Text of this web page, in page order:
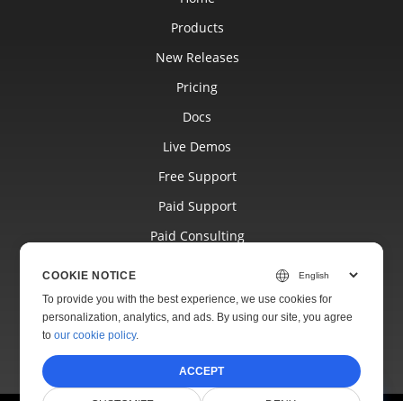
Products
New Releases
Pricing
Docs
Live Demos
Free Support
Paid Support
Paid Consulting
Websites
About
COOKIE NOTICE
To provide you with the best experience, we use cookies for
personalization, analytics, and ads. By using our site, you agree
toour cookie policy.
ACCEPT